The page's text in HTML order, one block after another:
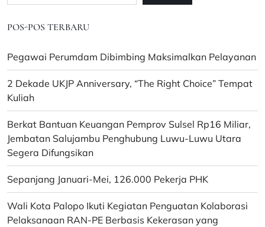
POS-POS TERBARU
Pegawai Perumdam Dibimbing Maksimalkan Pelayanan
2 Dekade UKJP Anniversary, “The Right Choice” Tempat
Kuliah
Berkat Bantuan Keuangan Pemprov Sulsel Rp16 Miliar,
Jembatan Salujambu Penghubung Luwu-Luwu Utara
Segera Difungsikan
Sepanjang Januari-Mei, 126.000 Pekerja PHK
Wali Kota Palopo Ikuti Kegiatan Penguatan Kolaborasi
Pelaksanaan RAN-PE Berbasis Kekerasan yang